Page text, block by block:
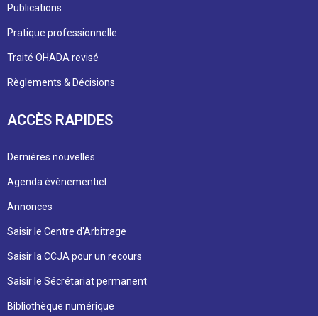
Publications
Pratique professionnelle
Traité OHADA revisé
Règlements & Décisions
ACCÈS RAPIDES
Dernières nouvelles
Agenda évènementiel
Annonces
Saisir le Centre d'Arbitrage
Saisir la CCJA pour un recours
Saisir le Sécrétariat permanent
Bibliothèque numérique